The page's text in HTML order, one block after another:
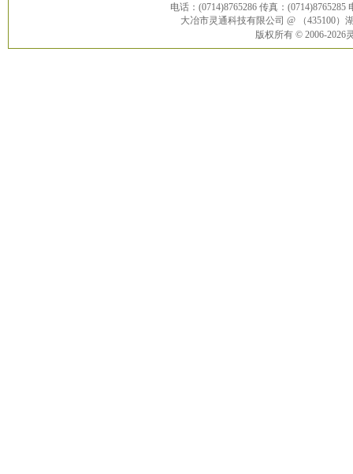
电话：(0714)8765286 传真：(0714)8765285
大冶市灵通科技有限公司 @ （435100
版权所有 © 2006-2026